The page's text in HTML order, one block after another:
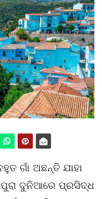
ଗାଁ ଅଛନ୍ତି ଯାହା
ଦୁନିଆରେ ପ୍ରସିଦ୍ଧ